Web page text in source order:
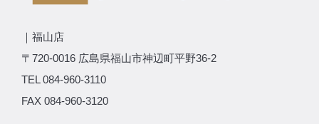
｜福山店
〒720-0016 広島県福山市神辺町平野36-2
TEL 084-960-3110
FAX 084-960-3120